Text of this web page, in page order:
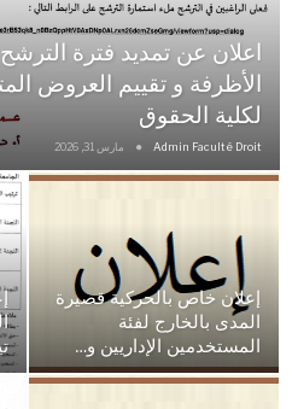
اعلان عن تمديد فترة
الأظرفة و تقييم العروض
لكلية الحقوق
Admin Faculté Droit مارس 31, 2026
إعلان خاص بالحركية قصيرة
المدى بالخارج لفئة
المستخدمين الإداريين و…